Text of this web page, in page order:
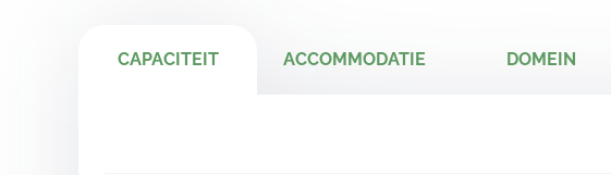
CAPACITEIT ACCOMMODATIE DOMEIN